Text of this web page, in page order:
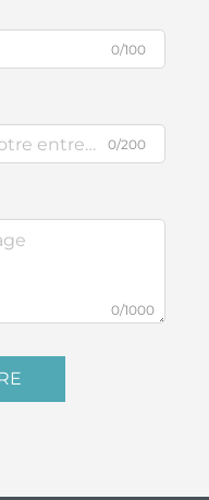
0/100
0/200
0/1000